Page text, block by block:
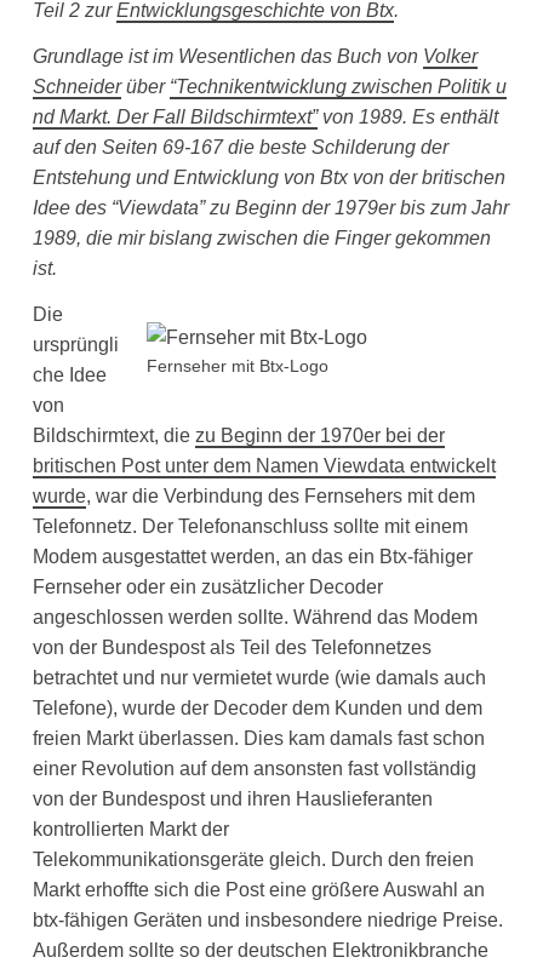
Teil 2 zurEntwicklungsgeschichte von Btx.
Grundlage ist im Wesentlichen das Buch von Volker
Schneiderüber “Technikentwicklung zwischen Politik u
nd Markt. Der Fall Bildschirmtext”von 1989. Es enthält
auf den Seiten 69-167 die beste Schilderung der
Entstehung und Entwicklung von Btx von der britischen
Idee des “Viewdata” zu Beginn der 1979er bis zum Jahr
1989, die mir bislang zwischen die Finger gekommen
ist.
Fernseher mit Btx-Logo
Die
ursprüngli
che Idee
von
Bildschirmtext, die zu Beginn der 1970er bei der
britischen Post unter dem Namen Viewdata entwickelt
wurde, war die Verbindung des Fernsehers mit dem
Telefonnetz. Der Telefonanschluss sollte mit einem
Modem ausgestattet werden, an das ein Btx-fähiger
Fernseher oder ein zusätzlicher Decoder
angeschlossen werden sollte. Während das Modem
von der Bundespost als Teil des Telefonnetzes
betrachtet und nur vermietet wurde (wie damals auch
Telefone), wurde der Decoder dem Kunden und dem
freien Markt überlassen. Dies kam damals fast schon
einer Revolution auf dem ansonsten fast vollständig
von der Bundespost und ihren Hauslieferanten
kontrollierten Markt der
Telekommunikationsgeräte gleich. Durch den freien
Markt erhoffte sich die Post eine größere Auswahl an
btx-fähigen Geräten und insbesondere niedrige Preise.
Außerdem sollte so der deutschen Elektronikbranche